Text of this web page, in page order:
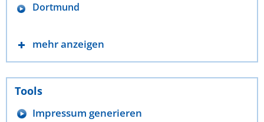
Dortmund
mehr anzeigen
Tools
Impressum generieren